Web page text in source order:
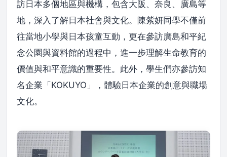
訪日本多個地區與機構，包含大阪、奈良、廣島等
地，深入了解日本社會與文化。陳紫妍同學不僅前
往當地小學與日本孩童互動，更在參訪廣島和平紀
念公園與資料館的過程中，進一步理解生命教育的
價值與和平意識的重要性。此外，學生們亦參訪知
名企業「KOKUYO」，體驗日本企業的創意與職場
文化。